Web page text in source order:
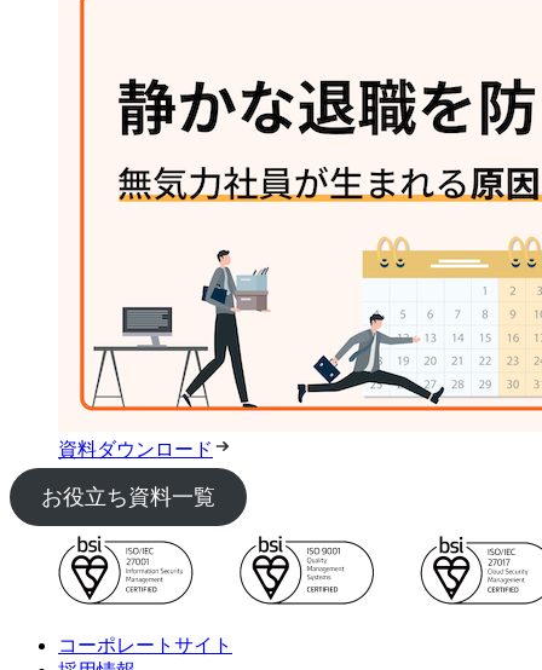
資料ダウンロード
お役立ち資料一覧
コーポレートサイト